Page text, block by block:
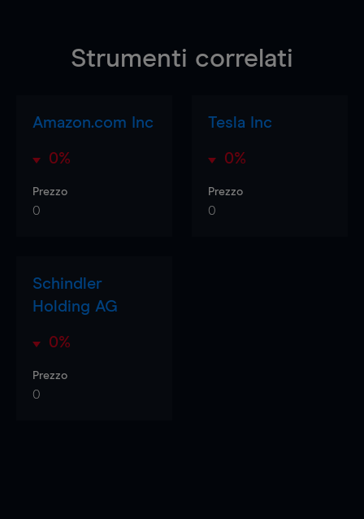
Strumenti correlati
Amazon.com Inc
0%
Prezzo
0
Tesla Inc
0%
Prezzo
0
Schindler
Holding AG
0%
Prezzo
0